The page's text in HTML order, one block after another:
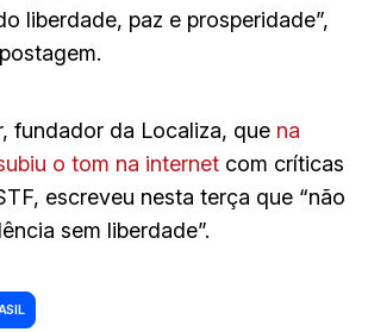
liberdade, paz e prosperidade”,
fundador da Localiza, que na
o tom na internet com críticas
escreveu nesta terça que “não
sem liberdade”.